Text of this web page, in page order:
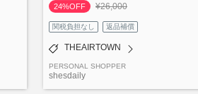
24%OFF
¥26,000
関税負担なし 返品補償
THEAIRTOWN
PERSONAL SHOPPER
shesdaily